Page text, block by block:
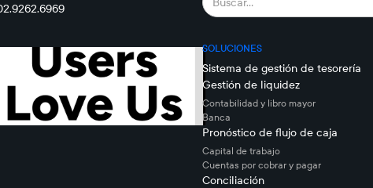
SOLUCIONES
Sistema de gestión de tesorería
Gestión de liquidez
Contabilidad y libro mayor
Banca
Pronóstico de flujo de caja
Capital de trabajo
Cuentas por cobrar y pagar
Conciliación